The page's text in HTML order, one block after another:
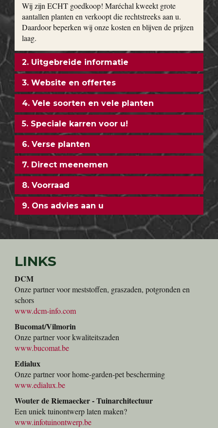
Wij zijn ECHT goedkoop! Maréchal kweekt grote
aantallen planten en verkoopt die rechtstreeks aan u.
Daardoor beperken wij onze kosten en blijven de prijzen
laag.
2. Uitgebreide informatie
3. Website en offertes
4. Vele soorten en vele planten
5. Speciale karren voor u!
6. Verse planten
7. Direct meenemen
8. Voorraad
9. Ons advies aan u
LINKS
DCM
Onze partner voor meststoffen, graszaden, potgronden en
schors
www.dcm-info.com
Bucomat/Vilmorin
Onze partner voor kwaliteitszaden
www.bucomat.be
Edialux
Onze partner voor home-garden-pet bescherming
www.edialux.be
Wouter de Riemaecker - Tuinarchitectuur
Een uniek tuinontwerp laten maken?
www.infotuinontwerp.be